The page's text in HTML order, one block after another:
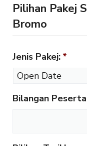
Pilihan Pakej
Bromo
Jenis Pakej: *
Bilangan